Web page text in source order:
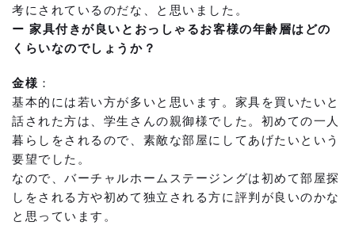
考にされているのだな、と思いました。
ー 家具付きが良いとおっしゃるお客様の年齢層はどの
くらいなのでしょうか？
金様 ：
基本的には若い方が多いと思います。家具を買いたいと
話された方は、学生さんの親御様でした。初めての一人
暮らしをされるので、素敵な部屋にしてあげたいという
要望でした。
なので、バーチャルホームステージングは初めて部屋探
しをされる方や初めて独立される方に評判が良いのかな
と思っています。